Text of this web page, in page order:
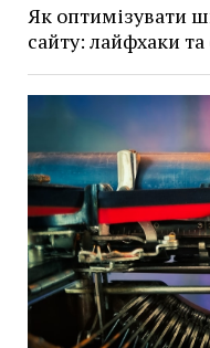
Як оптимізувати
сайту: лайфхаки та